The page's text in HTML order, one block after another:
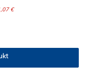
und durch ihre
jeglicher Art.
frei wählbar.
€
Preis: